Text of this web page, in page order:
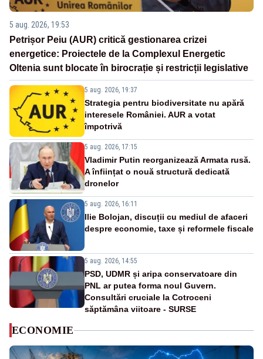
5 aug. 2026, 19:53
Petrișor Peiu (AUR) critică gestionarea crizei
energetice: Proiectele de la Complexul Energetic
Oltenia sunt blocate în birocrație și restricții legislative
5 aug. 2026, 19:37
Strategia pentru biodiversitate nu apără
interesele României. AUR a votat
împotrivă
5 aug. 2026, 17:15
Vladimir Putin reorganizează Armata rusă.
A înființat o nouă structură dedicată
dronelor
5 aug. 2026, 16:11
Ilie Bolojan, discuții cu mediul de afaceri
despre economie, taxe și reformele fiscale
5 aug. 2026, 14:55
PSD, UDMR și aripa conservatoare din
PNL ar putea forma noul Guvern.
Consultări cruciale la Cotroceni
săptămâna viitoare - SURSE
ECONOMIE